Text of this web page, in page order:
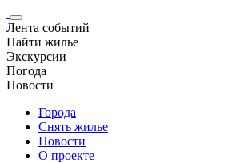
Лента событий
Найти жилье
Экскурсии
Погода
Новости
Города
Снять жилье
Новости
О проекте